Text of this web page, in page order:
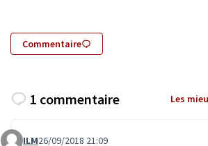
Commentaire
1 commentaire Les
ILM26/09/2018 21:09